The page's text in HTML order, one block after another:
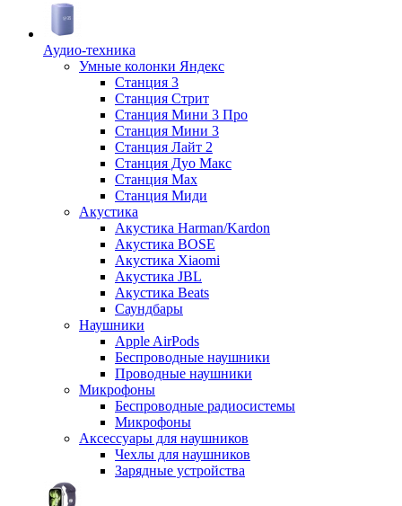
Аудио-техника
Умные колонки Яндекс
Станция 3
Станция Стрит
Станция Мини 3 Про
Станция Мини 3
Станция Лайт 2
Станция Дуо Макс
Станция Max
Станция Миди
Акустика
Акустика Harman/Kardon
Акустика BOSE
Акустика Xiaomi
Акустика JBL
Акустика Beats
Саундбары
Наушники
Apple AirPods
Беспроводные наушники
Проводные наушники
Микрофоны
Беспроводные радиосистемы
Микрофоны
Аксессуары для наушников
Чехлы для наушников
Зарядные устройства